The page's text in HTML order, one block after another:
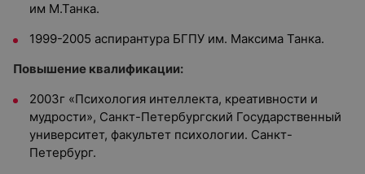
им М.Танка.
1999-2005 аспирантура БГПУ им. Максима Танка.
Повышение квалификации:
2003г «Психология интеллекта, креативности и
мудрости», Санкт-Петербургский Государственный
университет, факультет психологии. Санкт-
Петербург.